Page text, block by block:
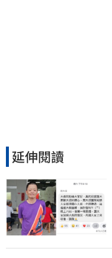
延伸閱讀